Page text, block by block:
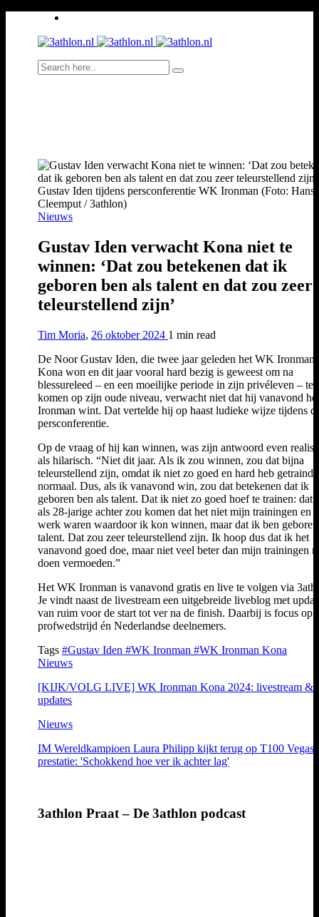
Gustav Iden tijdens persconferentie WK Ironman (Foto: Hans
Cleemput / 3athlon)
Nieuws
Gustav Iden verwacht Kona niet te
winnen: ‘Dat zou betekenen dat ik
geboren ben als talent en dat zou zeer
teleurstellend zijn’
Tim Moria, 26 oktober 2024 1 min read
De Noor Gustav Iden, die twee jaar geleden het WK Ironman
Kona won en dit jaar vooral hard bezig is geweest om na
blessureleed – en een moeilijke periode in zijn privéleven –
komen op zijn oude niveau, verwacht niet dat hij vanavond
Ironman wint. Dat vertelde hij op haast ludieke wijze tijdens
persconferentie.
Op de vraag of hij kan winnen, was zijn antwoord even
als hilarisch. “Niet dit jaar. Als ik zou winnen, zou dat bijna
teleurstellend zijn, omdat ik niet zo goed en hard heb getraind
normaal. Dus, als ik vanavond win, zou dat betekenen dat ik
geboren ben als talent. Dat ik niet zo goed hoef te trainen: dat
als 28-jarige achter zou komen dat het niet mijn trainingen en
werk waren waardoor ik kon winnen, maar dat ik ben
talent. Dat zou zeer teleurstellend zijn. Ik hoop dus dat ik het
vanavond goed doe, maar niet veel beter dan mijn trainingen
doen vermoeden.”
Het WK Ironman is vanavond gratis en live te volgen via
Je vindt naast de livestream een uitgebreide liveblog met
van ruim voor de start tot ver na de finish. Daarbij is focus op
profwedstrijd én Nederlandse deelnemers.
Tags #Gustav Iden #WK Ironman #WK Ironman Kona
Nieuws
[KIJK/VOLG LIVE] WK Ironman Kona 2024: livestream &
updates
Nieuws
IM Wereldkampioen Laura Philipp kijkt terug op T100 Vegas
prestatie: 'Schokkend hoe ver ik achter lag'
3athlon Praat – De 3athlon podcast